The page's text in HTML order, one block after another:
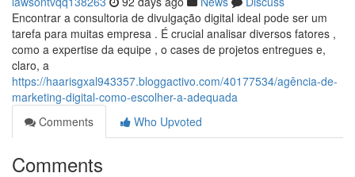
Encontrar a consultoria de divulgação digital ideal pode ser um
tarefa para muitas empresa . É crucial analisar diversos fatores ,
como a expertise da equipe , o cases de projetos entregues e,
claro, a
https://haarisgxal943357.bloggactivo.com/40177534/agência-de-
marketing-digital-como-escolher-a-adequada
Comments
Who Upvoted
Comments